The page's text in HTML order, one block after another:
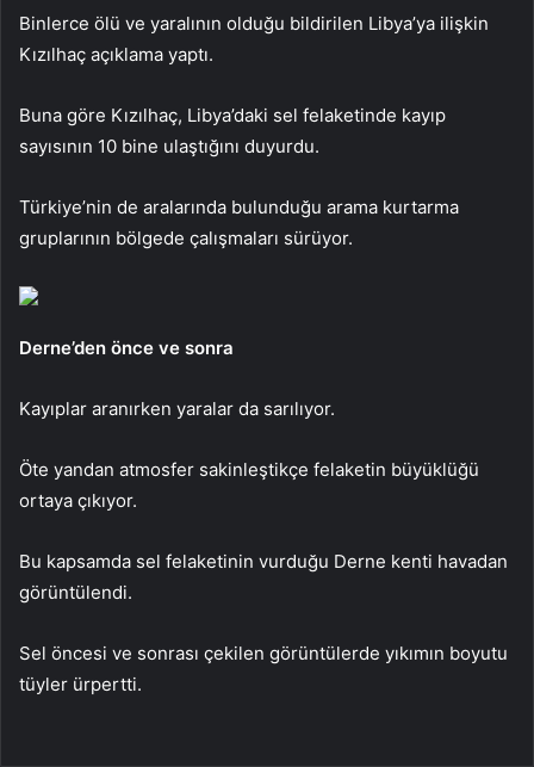
Binlerce ölü ve yaralının olduğu bildirilen Libya’ya ilişkin
Kızılhaç açıklama yaptı.
Buna göre Kızılhaç, Libya’daki sel felaketinde kayıp
sayısının 10 bine ulaştığını duyurdu.
Türkiye’nin de aralarında bulunduğu arama kurtarma
gruplarının bölgede çalışmaları sürüyor.
Derne’den önce ve sonra
Kayıplar aranırken yaralar da sarılıyor.
Öte yandan atmosfer sakinleştikçe felaketin büyüklüğü
ortaya çıkıyor.
Bu kapsamda sel felaketinin vurduğu Derne kenti havadan
görüntülendi.
Sel öncesi ve sonrası çekilen görüntülerde yıkımın boyutu
tüyler ürpertti.